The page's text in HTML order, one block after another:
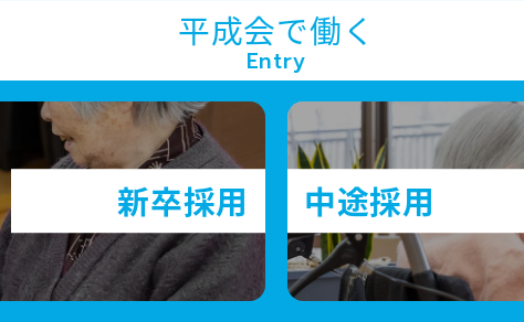
平成会で働く
Entry
新卒採用 中途採用